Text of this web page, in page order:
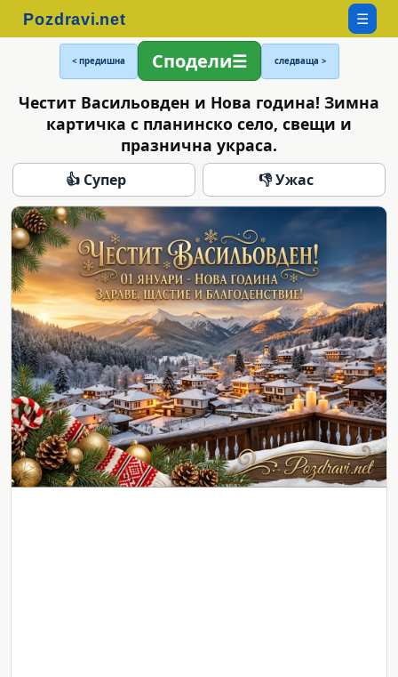
☰
< предишна Сподели следваща >
Честит Васильовден и Нова година! Зимна
картичка с планинско село, свещи и
празнична украса.
👍 Супер 👎 Ужас